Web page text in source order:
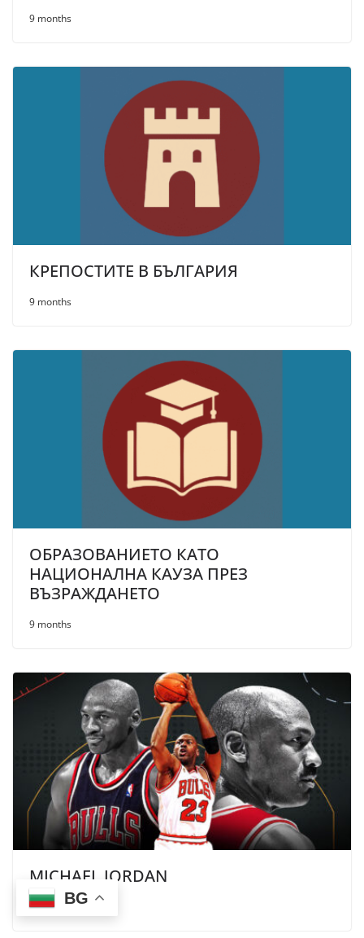
9 months
КРЕПОСТИТЕ В БЪЛГАРИЯ
9 months
ОБРАЗОВАНИЕТО КАТО
НАЦИОНАЛНА КАУЗА ПРЕЗ
ВЪЗРАЖДАНЕТО
9 months
MICHAEL JORDAN
9 monthsBG